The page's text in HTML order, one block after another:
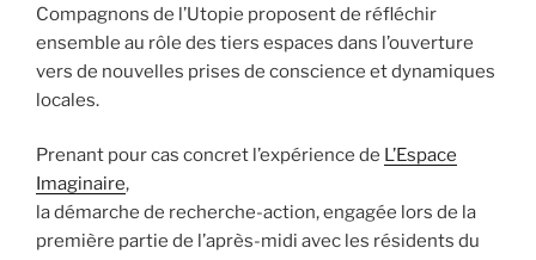
Compagnons de l’Utopie proposent de réfléchir
ensemble au rôle des tiers espaces dans l’ouverture
vers de nouvelles prises de conscience et dynamiques
locales.
Prenant pour cas concret l’expérience de L’Espace
Imaginaire,
la démarche de recherche-action, engagée lors de la
première partie de l’après-midi avec les résidents du